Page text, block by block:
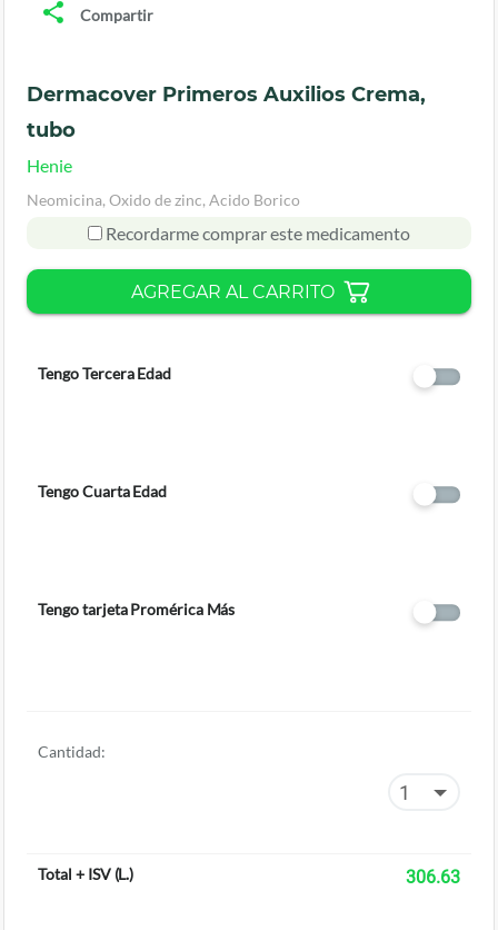
Compartir
Dermacover Primeros Auxilios Crema,
tubo
Henie
Neomicina, Oxido de zinc, Acido Borico
Recordarme comprar este medicamento
AGREGAR AL CARRITO
Tengo Tercera Edad
Tengo Cuarta Edad
Tengo tarjeta Promérica Más
Cantidad:
Total + ISV(L.) 306.63